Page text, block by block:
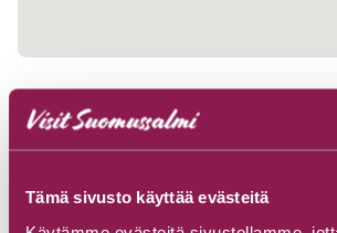
Tämä sivusto käyttää evästeitä
Tietoja majoituspaikasta